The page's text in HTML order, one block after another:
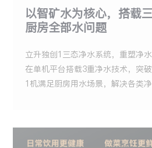
以智矿水为核心，搭载
厨房全部水问题
立升独创1三态净水系统，重塑净
在单机平台搭载3重净水技术，突
1机满足厨房用水场景，解决各类